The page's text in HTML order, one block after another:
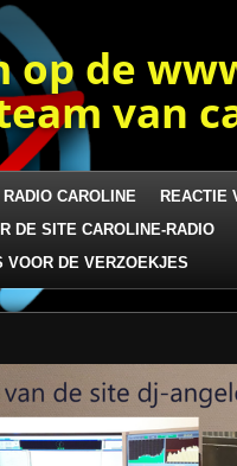
op de
van
CAROLINE REACTIE
DE SITE CAROLINE-RADIO
VOOR DE VERZOEKJES